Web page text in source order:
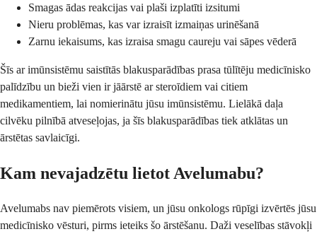
Smagas ādas reakcijas vai plaši izplatīti izsitumi
Nieru problēmas, kas var izraisīt izmaiņas urinēšanā
Zarnu iekaisums, kas izraisa smagu caureju vai sāpes vēderā
Šīs ar imūnsistēmu saistītās blakusparādības prasa tūlītēju medicīnisko
palīdzību un bieži vien ir jāārstē ar steroīdiem vai citiem
medikamentiem, lai nomierinātu jūsu imūnsistēmu. Lielākā daļa
cilvēku pilnībā atveseļojas, ja šīs blakusparādības tiek atklātas un
ārstētas savlaicīgi.
Kam nevajadzētu lietot Avelumabu?
Avelumabs nav piemērots visiem, un jūsu onkologs rūpīgi izvērtēs jūsu
medicīnisko vēsturi, pirms ieteiks šo ārstēšanu. Daži veselības stāvokļi